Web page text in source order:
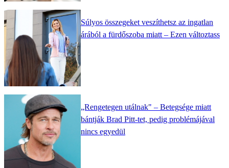
Súlyos összegeket veszíthetsz az ingatlan
árából a fürdőszoba miatt – Ezen változtass
„Rengetegen utálnak" – Betegsége miatt
bántják Brad Pitt-tet, pedig problémájával
nincs egyedül